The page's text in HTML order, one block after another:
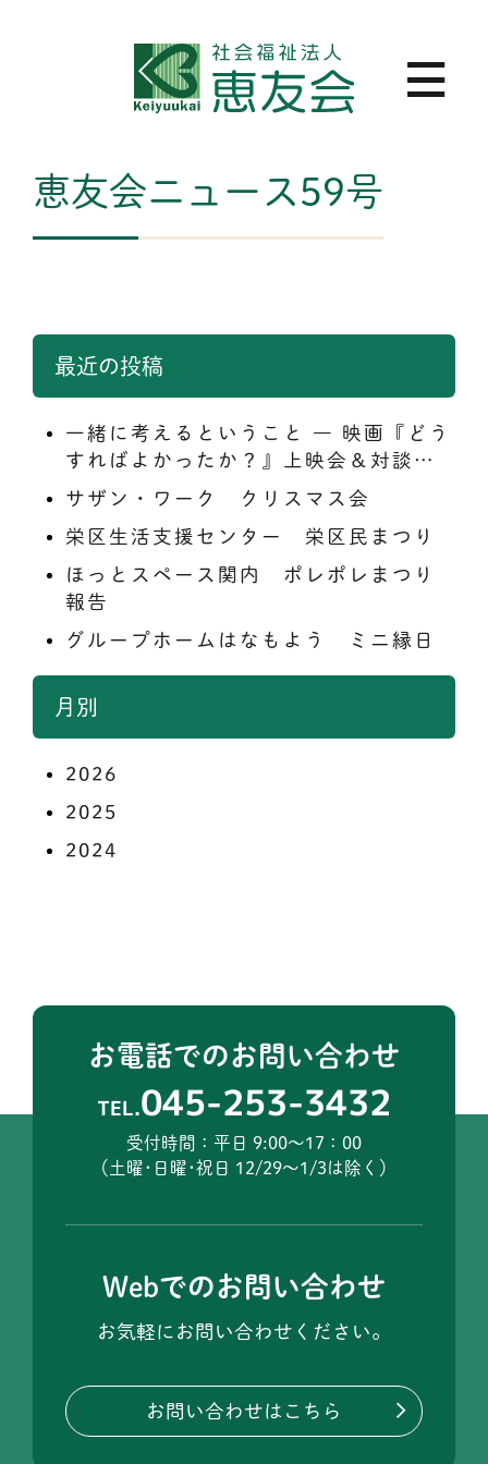
恵友会ニュース59号
最近の投稿
一緒に考えるということ ― 映画『どう
すればよかったか？』上映会＆対談を
終えて ―
サザン・ワーク クリスマス会
栄区生活支援センター 栄区民まつり
ほっとスペース関内 ポレポレまつり
報告
グループホームはなもよう ミニ縁日
月別
2026
2025
2024
お電話でのお問い合わせ
TEL.045-253-3432
受付時間：平日 9:00～17：00
（土曜･日曜･祝日 12/29～1/3は除く）
Webでのお問い合わせ
お気軽にお問い合わせください。
お問い合わせはこちら